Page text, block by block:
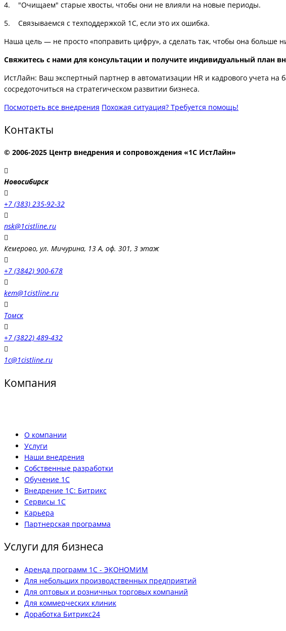
4. "Очищаем" старые хвосты, чтобы они не влияли на новые периоды.
5. Связываемся с техподдержкой 1С, если это их ошибка.
Наша цель — не просто «поправить цифру», а сделать так, чтобы она больше
Свяжитесь с нами для консультации и получите индивидуальный план
ИстЛайн: Ваш экспертный партнер в автоматизации HR и кадрового учета на
сосредоточиться на стратегическом развитии бизнеса.
Посмотреть все внедрения Похожая ситуация? Требуется помощь!
Контакты
© 2006-2025 Центр внедрения и сопровождения «1С ИстЛайн»
Новосибирск
+7 (383) 235-92-32
nsk@1cistline.ru
Кемерово, ул. Мичурина, 13 А, оф. 301, 3 этаж
+7 (3842) 900-678
kem@1cistline.ru
Томск
+7 (3822) 489-432
1c@1cistline.ru
Компания
О компании
Услуги
Наши внедрения
Собственные разработки
Обучение 1С
Внедрение 1С: Битрикс
Сервисы 1С
Карьера
Партнерская программа
Услуги для бизнеса
Аренда программ 1С - ЭКОНОМИМ
Для небольших производственных предприятий
Для оптовых и розничных торговых компаний
Для коммерческих клиник
Доработка Битрикс24